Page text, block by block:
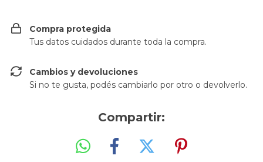
Compra protegida
Tus datos cuidados durante toda la compra.
Cambios y devoluciones
Si no te gusta, podés cambiarlo por otro o devolverlo.
Compartir: